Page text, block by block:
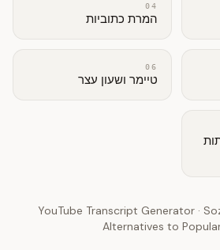
04
המרת כתוביות
06
טיימר ושעון עצר
YouTube Transcript Generator·
Alternatives to